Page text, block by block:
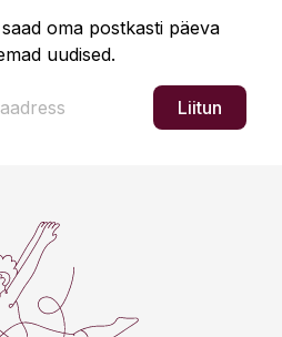
oma postkasti päeva
uudised.
Liitun